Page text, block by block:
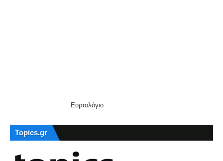
Εορτολόγιο
Topics.gr